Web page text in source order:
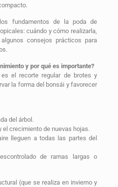
fundamentos de la poda de
cuándo y cómo realizarla,
consejos prácticos para
y por qué es importante?
el recorte regular de brotes y
la forma del bonsái y favorecer
del árbol.
el crecimiento de nuevas hojas.
lleguen a todas las partes del
de ramas largas o
(que se realiza en invierno y